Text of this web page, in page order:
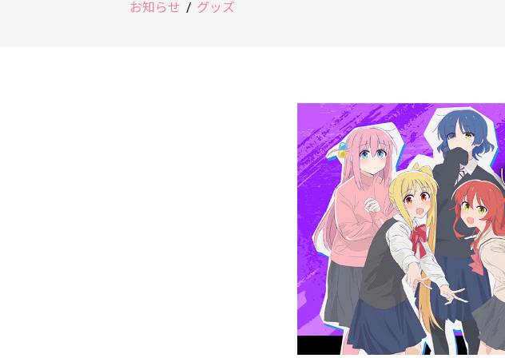
お知らせ グッズ